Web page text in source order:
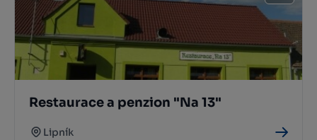
Restaurace a penzion "Na 13"
Lipník